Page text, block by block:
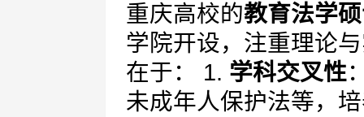
重庆高校的教育法学
学院开设，注重理论
在于： 1. 学科交叉性
未成年人保护法等，